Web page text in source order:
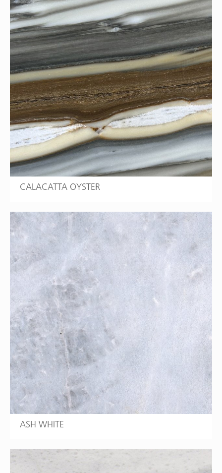
CALACATTA OYSTER
ASH WHITE